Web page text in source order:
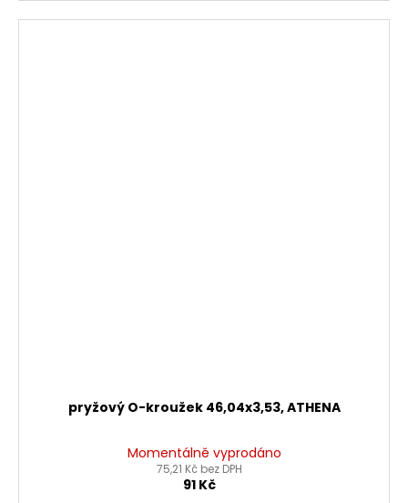
pryžový O-kroužek 46,04x3,53, ATHENA
Momentálně vyprodáno
75,21 Kč bez DPH
91 Kč